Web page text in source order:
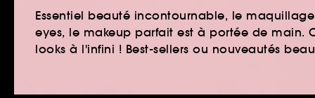
Essentiel beauté incontournable, le
eyes, le makeup parfait est à portée de main.
looks à l'infini ! Best-sellers ou nouveautés